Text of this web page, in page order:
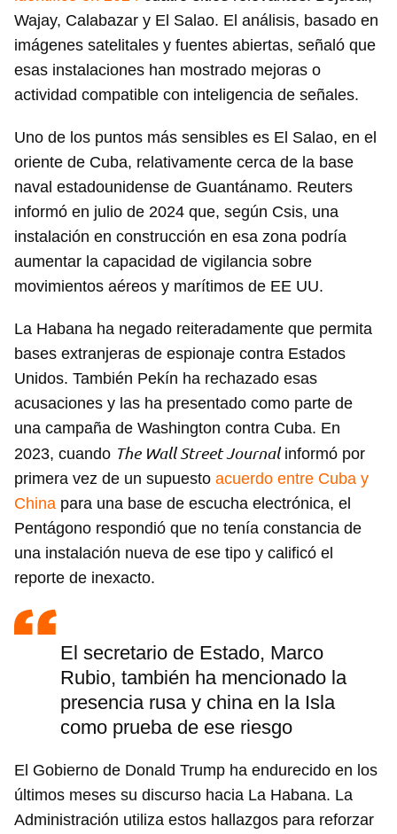
Wajay, Calabazar y El Salao. El análisis, basado en
imágenes satelitales y fuentes abiertas, señaló que
esas instalaciones han mostrado mejoras o
actividad compatible con inteligencia de señales.
Uno de los puntos más sensibles es El Salao, en el
oriente de Cuba, relativamente cerca de la base
naval estadounidense de Guantánamo. Reuters
informó en julio de 2024 que, según Csis, una
instalación en construcción en esa zona podría
aumentar la capacidad de vigilancia sobre
movimientos aéreos y marítimos de EE UU.
La Habana ha negado reiteradamente que permita
bases extranjeras de espionaje contra Estados
Unidos. También Pekín ha rechazado esas
acusaciones y las ha presentado como parte de
una campaña de Washington contra Cuba. En
2023, cuando The Wall Street Journalinformó por
primera vez de un supuesto acuerdo entre Cuba y
China para una base de escucha electrónica, el
Pentágono respondió que no tenía constancia de
una instalación nueva de ese tipo y calificó el
reporte de inexacto.
El secretario de Estado, Marco
Rubio, también ha mencionado la
presencia rusa y china en la Isla
como prueba de ese riesgo
El Gobierno de Donald Trump ha endurecido en los
últimos meses su discurso hacia La Habana. La
Administración utiliza estos hallazgos para reforzar